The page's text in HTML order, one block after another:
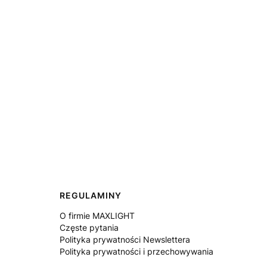
REGULAMINY
O firmie MAXLIGHT
Częste pytania
Polityka prywatności Newslettera
Polityka prywatności i przechowywania